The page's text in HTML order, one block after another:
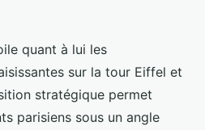
quant à lui les
sur la tour Eiffel et
stratégique permet
parisiens sous un angle